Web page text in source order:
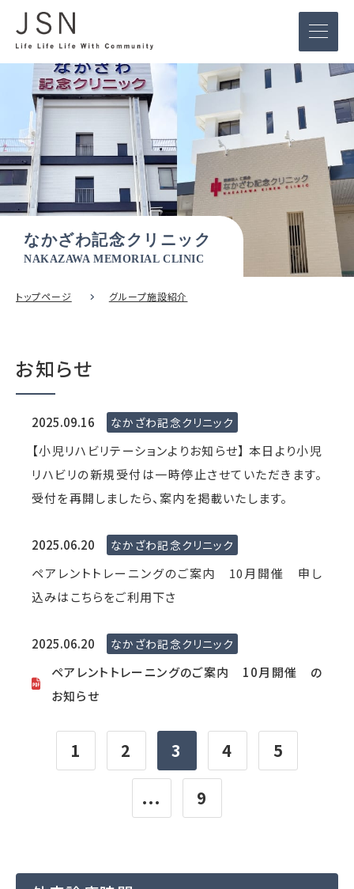
なかざわ記念クリニック
NAKAZAWA MEMORIAL CLINIC
トップページ グループ施設紹介
お知らせ
2025.09.16 なかざわ記念クリニック
【小児リハビリテーションよりお知らせ】 本日より小児
リハビリの新規受付は一時停止させていただきます。
受付を再開しましたら、案内を掲載いたします。
2025.06.20 なかざわ記念クリニック
ペアレントトレーニングのご案内 10月開催 申し
込みはこちらをご利用下さ
2025.06.20 なかざわ記念クリニック
ペアレントトレーニングのご案内 10月開催 の
お知らせ
1 2 3 4 5
... 9